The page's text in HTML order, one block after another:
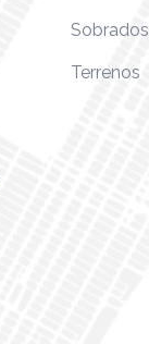
Sobrados
Terrenos